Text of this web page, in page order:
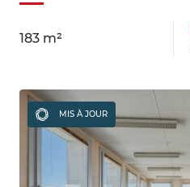
183 m²
MIS À JOUR